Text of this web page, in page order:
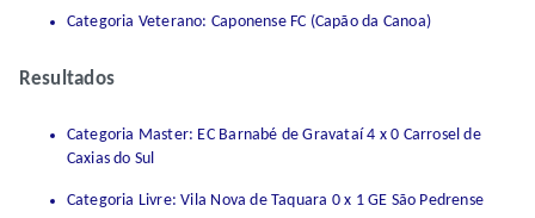
Categoria Veterano: Caponense FC (Capão da Canoa)
Resultados
Categoria Master: EC Barnabé de Gravataí 4 x 0 Carrosel de
Caxias do Sul
Categoria Livre: Vila Nova de Taquara 0 x 1 GE São Pedrense